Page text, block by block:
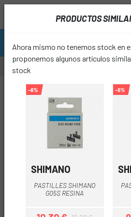
PRODUCTOS
Ahora mismo no tenemos stock en
proponemos algunos artículos
stock
-6%
SHIMANO
PASTILLES SHIMANO
G05S RESINA
-5%